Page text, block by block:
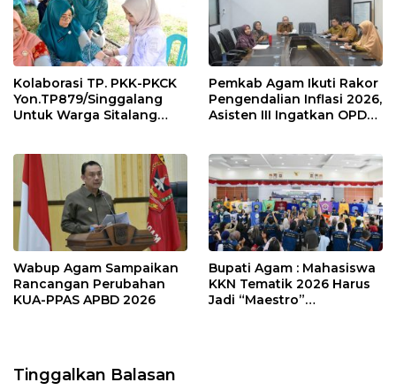
Kolaborasi TP. PKK-PKCK
Yon.TP879/Singgalang
Untuk Warga Sitalang
Pemkab Agam Ikuti Rakor
Pengendalian Inflasi 2026,
Asisten III Ingatkan OPD
Wabup Agam Sampaikan
Rancangan Perubahan
KUA-PPAS APBD 2026
Bupati Agam : Mahasiswa
KKN Tematik 2026 Harus
Jadi “Maestro”
Tinggalkan Balasan